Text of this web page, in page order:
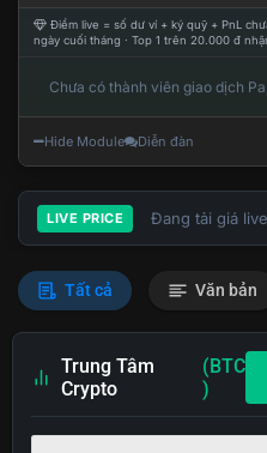
Điểm live = số dư ví + ký quỹ + PnL
ngày cuối tháng · Top 1 trên 20.000 đ
Chưa có thành viên giao dịch
Hide Module Diễn đàn
LIVE PRICE Đang tải giá
Tất cả Văn bản
Trung Tâm
Crypto
(BTC
)